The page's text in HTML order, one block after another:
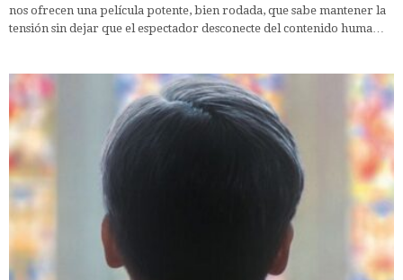
nos ofrecen una película potente, bien rodada, que sabe mantener la
tensión sin dejar que el espectador desconecte del contenido huma…